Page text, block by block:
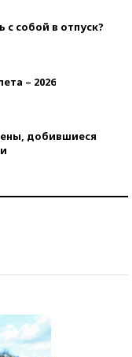
собой в отпуск?
– 2026
добившиеся